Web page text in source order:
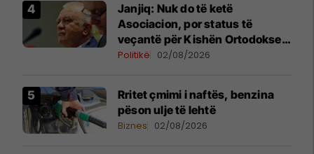
Janjiq: Nuk do të ketë
Asociacion, por status të
veçantë për Kishën Ortodokse
Serbe në Kosovë
Politikë 02/08/2026
Rritet çmimi i naftës, benzina
pëson ulje të lehtë
Biznes 02/08/2026